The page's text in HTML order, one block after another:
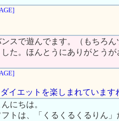
スで遊んでます。（もちろ
た。ほんとうにありがとうが
イエットを楽しまれています
にちは。
トは、「くるくるくるりん